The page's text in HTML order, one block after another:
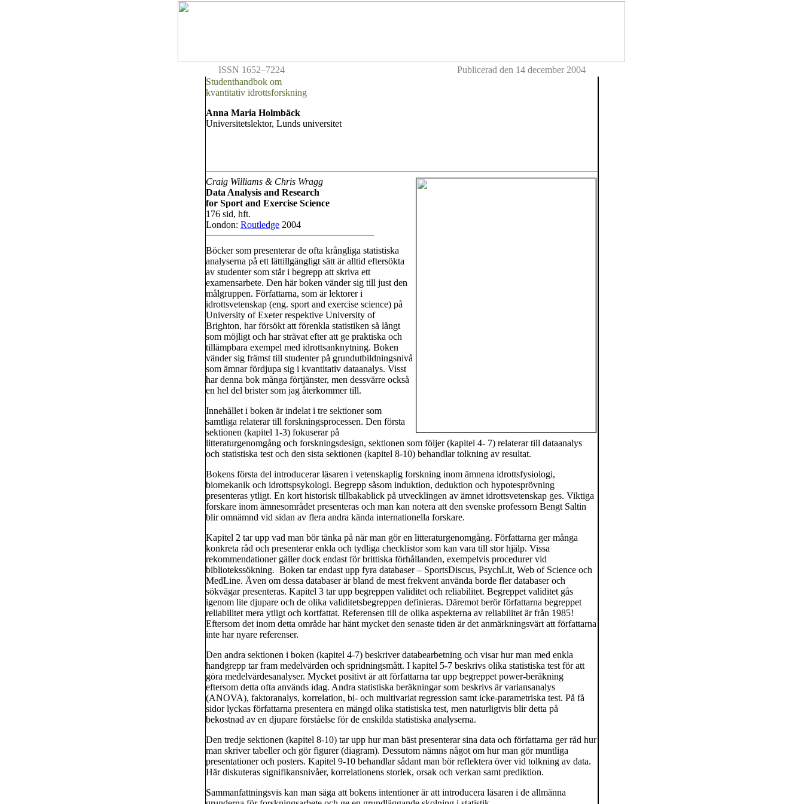
ISSN 1652–7224
Publicerad den 14 december 2004
Studenthandbok om
kvantitativ idrottsforskning
Anna Maria Holmbäck
Universitetslektor, Lunds universitet
Craig Williams & Chris Wragg
Data Analysis and Research
for Sport and Exercise Science
176 sid, hft.
London: Routledge 2004
Böcker som presenterarde ofta krångliga statistiska
analyserna på ett lättillgängligt sätt är alltid eftersökta
av studenter som står i begrepp att skriva ett
examensarbete. Den här boken vänder sig till just den
målgruppen. Författarna, som är lektorer i
idrottsvetenskap (eng. sport and exercise science) på
University of Exeter respektive University of
Brighton, har försökt att förenkla statistiken så långt
som möjligt och har strävat efter att ge praktiska och
tillämpbara exempel med idrottsanknytning. Boken
vänder sig främst till studenter på grundutbildningsnivå
som ämnar fördjupa sig i kvantitativ dataanalys. Visst
har denna bok många förtjänster, men dessvärre också
en hel del brister som jag återkommer till.
Innehållet i boken är indelat i tre sektioner som
samtliga relaterar till forskningsprocessen. Den första
sektionen (kapitel 1-3) fokuserar på
litteraturgenomgång och forskningsdesign, sektionen som följer (kapitel 4- 7) relaterar till dataanalys
och statistiska test och den sista sektionen (kapitel 8-10) behandlar tolkning av resultat.
Bokens första del introducerar läsaren i vetenskaplig forskning inom ämnena idrottsfysiologi,
biomekanik och idrottspsykologi. Begrepp såsom induktion, deduktion och hypotesprövning
presenteras ytligt. En kort historisk tillbakablick på utvecklingen av ämnet idrottsvetenskap ges. Viktiga
forskare inom ämnesområdet presenteras och man kan notera att den svenske professorn Bengt Saltin
blir omnämnd vid sidan av flera andra kända internationella forskare.
Kapitel 2 tar upp vad man bör tänka på när man gör en litteraturgenomgång. Författarna ger många
konkreta råd och presenterar enkla och tydliga checklistor som kan vara till stor hjälp. Vissa
rekommendationer gäller dock endast för brittiska förhållanden, exempelvis procedurer vid
bibliotekssökning. Boken tar endast upp fyra databaser – SportsDiscus, PsychLit, Web of Science och
MedLine. Även om dessa databaser är bland de mest frekvent använda borde fler databaser och
sökvägar presenteras. Kapitel 3 tar upp begreppen validitet och reliabilitet. Begreppet validitet gås
igenom lite djupare och de olika validitetsbegreppen definieras. Däremot berör författarna begreppet
reliabilitet mera ytligt och kortfattat. Referensen till de olika aspekterna av reliabilitet är från 1985!
Eftersom det inom detta område har hänt mycket den senaste tiden är det anmärkningsvärt att författarna
inte har nyare referenser.
Den andra sektionen i boken (kapitel 4-7) beskriver databearbetning och visar hur man med enkla
handgrepp tar fram medelvärden och spridningsmått. I kapitel 5-7 beskrivs olika statistiska test för att
göra medelvärdesanalyser. Mycket positivt är att författarna tar upp begreppet power-beräkning
eftersom detta ofta används idag. Andra statistiska beräkningar som beskrivs är variansanalys
(ANOVA), faktoranalys, korrelation, bi- och multivariat regression samt icke-parametriska test. På få
sidor lyckas författarna presentera en mängd olika statistiska test, men naturligtvis blir detta på
bekostnad av en djupare förståelse för de enskilda statistiska analyserna.
Den tredje sektionen (kapitel 8-10) tar upp hur man bäst presenterar sina data och författarna ger råd hur
man skriver tabeller och gör figurer (diagram). Dessutom nämns något om hur man gör muntliga
presentationer och posters. Kapitel 9-10 behandlar sådant man bör reflektera över vid tolkning av data.
Här diskuteras signifikansnivåer, korrelationens storlek, orsak och verkan samt prediktion.
Sammanfattningsvis kan man säga att bokens intentioner är att introducera läsaren i de allmänna